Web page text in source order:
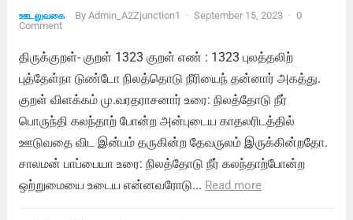
ஊடலுவகை By Admin_A2Zjunction1 · September 15, 2023 · 0
Comment
திருக்குறள்- குறள் 1323 குறள் எண் : 1323 புலத்தலிற்
புத்தேள்நா டுண்டோ நிலத்தொடு நீரியைந் தன்னார் அகத்து.
குறள் விளக்கம் மு.வரதராசனார் உரை: நிலத்தோடு நீர்
பொருந்தி கலந்தாற் போன்ற அன்புடைய காதலரிடத்தில்
ஊடுவதை விட இன்பம் தருகின்ற தேவருலம் இருக்கின்றதோ.
சாலமன் பாப்பையா உரை: நிலத்தோடு நீர் கலந்தாற்போன்ற
ஒற்றுமையை உடைய என்னவரோடு... Read more